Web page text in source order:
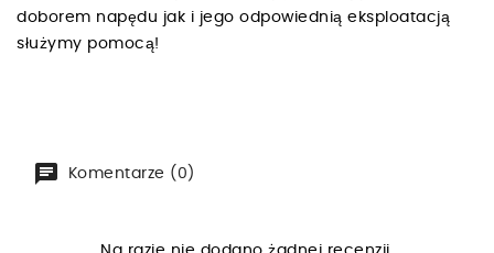
doborem napędu jak i jego odpowiednią eksploatacją
służymy pomocą!
Komentarze (0)